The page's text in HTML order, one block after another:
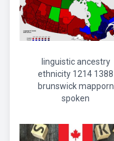
linguistic ancestry
ethnicity 1214 1388
brunswick mapporn
spoken